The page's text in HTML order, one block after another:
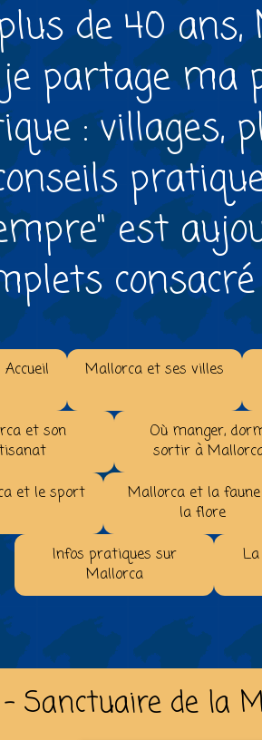
de 40
je partage
: villages,
est
consacré
Accueil Mallorca et ses villes
et son
Où manger,
sortir à
et le sport
Mallorca et la
la flore
Infos pratiques sur
Mallorca
Sanctuaire de la